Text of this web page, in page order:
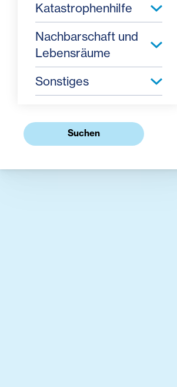
Katastrophenhilfe
Nachbarschaft und
Lebensräume
Sonstiges
Suchen